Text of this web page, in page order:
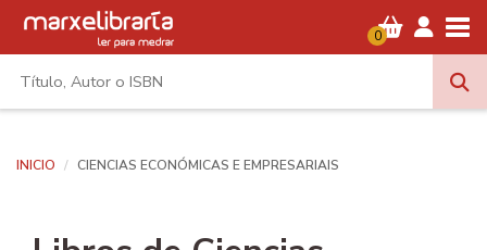
0
INICIO CIENCIAS ECONÓMICAS E EMPRESARIAIS